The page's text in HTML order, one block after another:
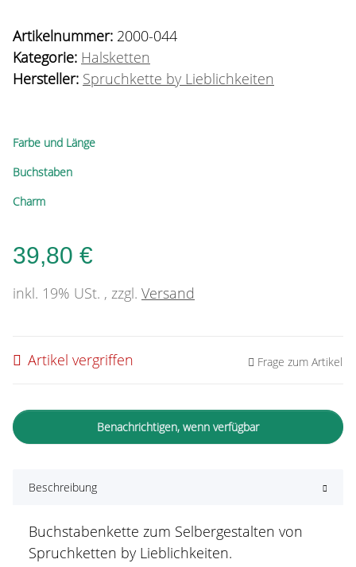
Artikelnummer: 2000-044
Kategorie: Halsketten
Hersteller: Spruchkette by Lieblichkeiten
Farbe und Länge
Buchstaben
Charm
39,80 €
inkl. 19% USt. , zzgl. Versand
Artikel vergriffen Frage zum Artikel
Benachrichtigen, wenn verfügbar
Beschreibung
Buchstabenkette zum Selbergestalten von
Spruchketten by Lieblichkeiten.